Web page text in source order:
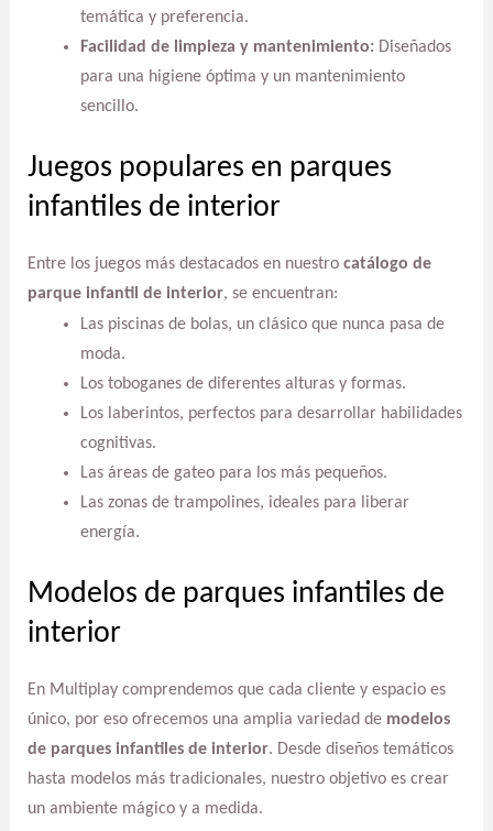
temática y preferencia.
Facilidad de limpieza y mantenimiento:Diseñados
para una higiene óptima y un mantenimiento
sencillo.
Juegos populares en parques
infantiles de interior
Entre los juegos más destacados en nuestro catálogo de
parque infantil de interior, se encuentran:
Las piscinas de bolas, un clásico que nunca pasa de
moda.
Los toboganes de diferentes alturas y formas.
Los laberintos, perfectos para desarrollar habilidades
cognitivas.
Las áreas de gateo para los más pequeños.
Las zonas de trampolines, ideales para liberar
energía.
Modelos de parques infantiles de
interior
En Multiplay comprendemos que cada cliente y espacio es
único, por eso ofrecemos una amplia variedad de modelos
de parques infantiles de interior. Desde diseños temáticos
hasta modelos más tradicionales, nuestro objetivo es crear
un ambiente mágico y a medida.